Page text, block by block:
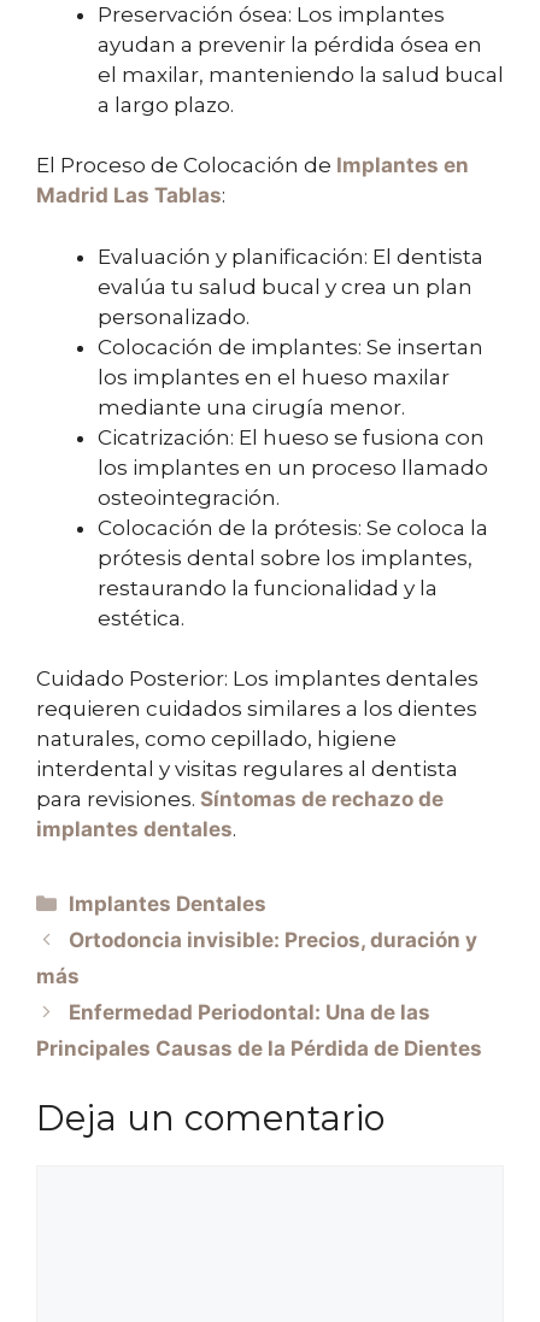
Preservación ósea: Los implantes
ayudan a prevenir la pérdida ósea en
el maxilar, manteniendo la salud bucal
a largo plazo.
El Proceso de Colocación de Implantes en
Madrid Las Tablas:
Evaluación y planificación: El dentista
evalúa tu salud bucal y crea un plan
personalizado.
Colocación de implantes: Se insertan
los implantes en el hueso maxilar
mediante una cirugía menor.
Cicatrización: El hueso se fusiona con
los implantes en un proceso llamado
osteointegración.
Colocación de la prótesis: Se coloca la
prótesis dental sobre los implantes,
restaurando la funcionalidad y la
estética.
Cuidado Posterior: Los implantes dentales
requieren cuidados similares a los dientes
naturales, como cepillado, higiene
interdental y visitas regulares al dentista
para revisiones. Síntomas de rechazo de
implantes dentales.
Implantes Dentales
Ortodoncia invisible: Precios, duración y
más
Enfermedad Periodontal: Una de las
Principales Causas de la Pérdida de Dientes
Deja un comentario